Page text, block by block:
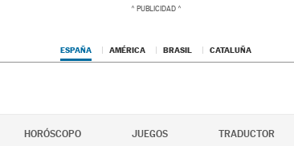
ESPAÑA AMÉRICA BRASIL CATALUÑA
HORÓSCOPO JUEGOS TRADUCTOR